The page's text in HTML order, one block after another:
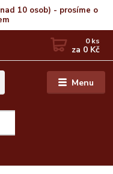
10 osob) - prosíme o
Menu
0ks
za 0 Kč